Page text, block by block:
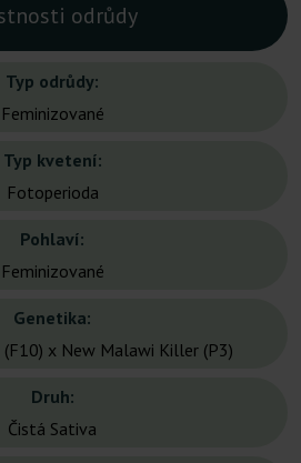
odrůdy
Typ odrůdy:
Feminizované
Typ kvetení:
Fotoperioda
Pohlaví:
Feminizované
Genetika:
(F10) x New Malawi Killer (P3)
Druh:
Čistá Sativa